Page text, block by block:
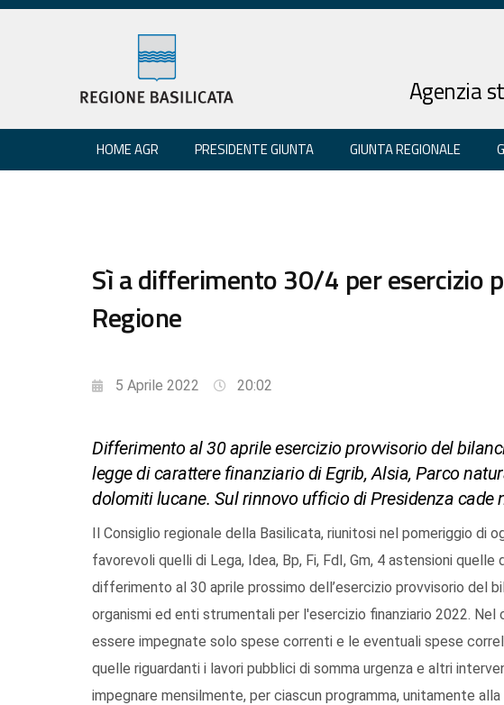
Agenzia
HOME AGR PRESIDENTE GIUNTA GIUNTA REGIONALE
Sì a differimento 30/4 per esercizio
Regione
5 Aprile 2022 20:02
Differimento al 30 aprile esercizio provvisorio del
legge di carattere finanziario di Egrib, Alsia, Parco
dolomiti lucane. Sul rinnovo ufficio di Presidenza cade
Il Consiglio regionale della Basilicata, riunitosi nel pomeriggio di
favorevoli quelli di Lega, Idea, Bp, Fi, FdI, Gm, 4 astensioni
differimento al 30 aprile prossimo dell’esercizio provvisorio del
organismi ed enti strumentali per l'esercizio finanziario 2022. Nel
essere impegnate solo spese correnti e le eventuali spese
quelle riguardanti i lavori pubblici di somma urgenza e altri
impegnare mensilmente, per ciascun programma, unitamente